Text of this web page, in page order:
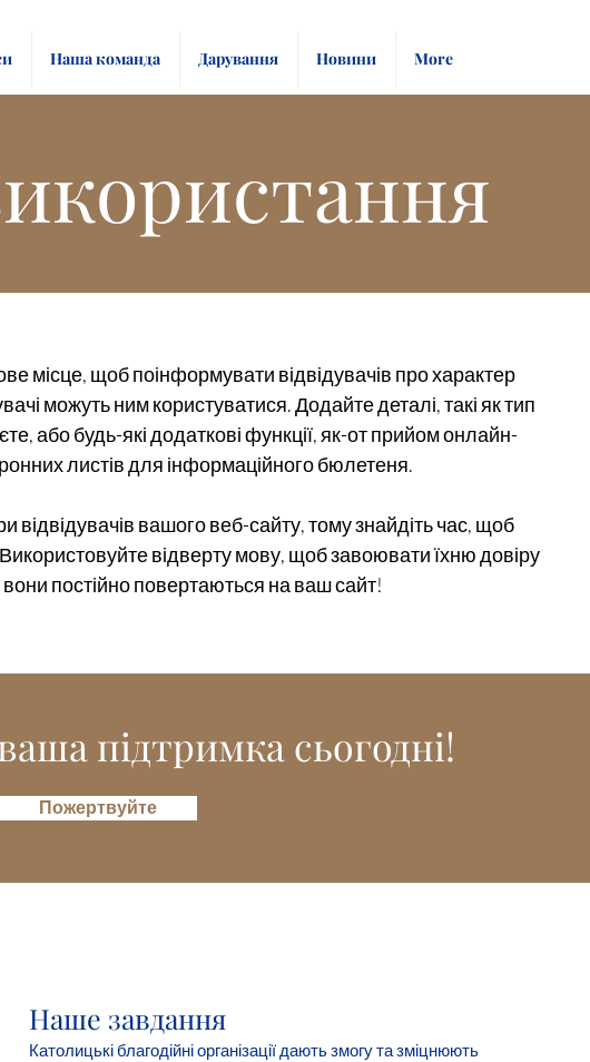
Наша команда Дарування Новини More
місце, щоб поінформувати відвідувачів про характер
можуть ним користуватися. Додайте деталі, такі як тип
або будь-які додаткові функції, як-от прийом онлайн-
листів для інформаційного бюлетеня.
відвідувачів вашого веб-сайту, тому знайдіть час, щоб
відверту мову, щоб завоювати їхню довіру
постійно повертаються на ваш сайт!
підтримка сьогодні!
Пожертвуйте
Католицькі благодійні організації дають змогу та зміцнюють
Наше завдання